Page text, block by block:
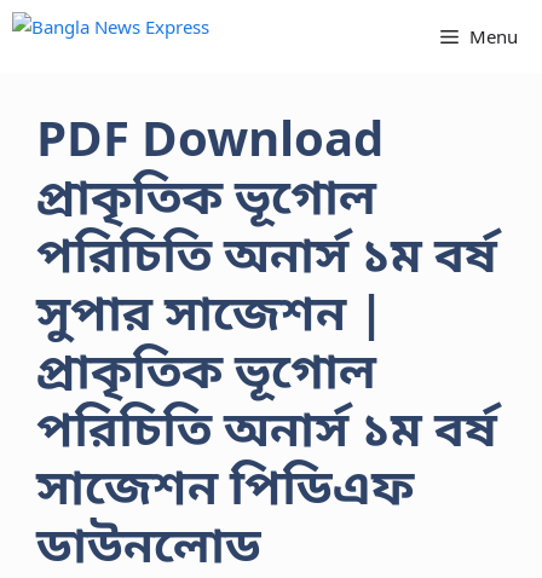
Skip
Menu
PDF Download
প্রাকৃতিক ভূগোল
পরিচিতি অনার্স ১ম বর্ষ
সুপার সাজেশন |
প্রাকৃতিক ভূগোল
পরিচিতি অনার্স ১ম বর্ষ
সাজেশন পিডিএফ
ডাউনলোড